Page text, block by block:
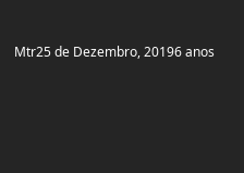
Mtr25 de Dezembro, 20196 anos